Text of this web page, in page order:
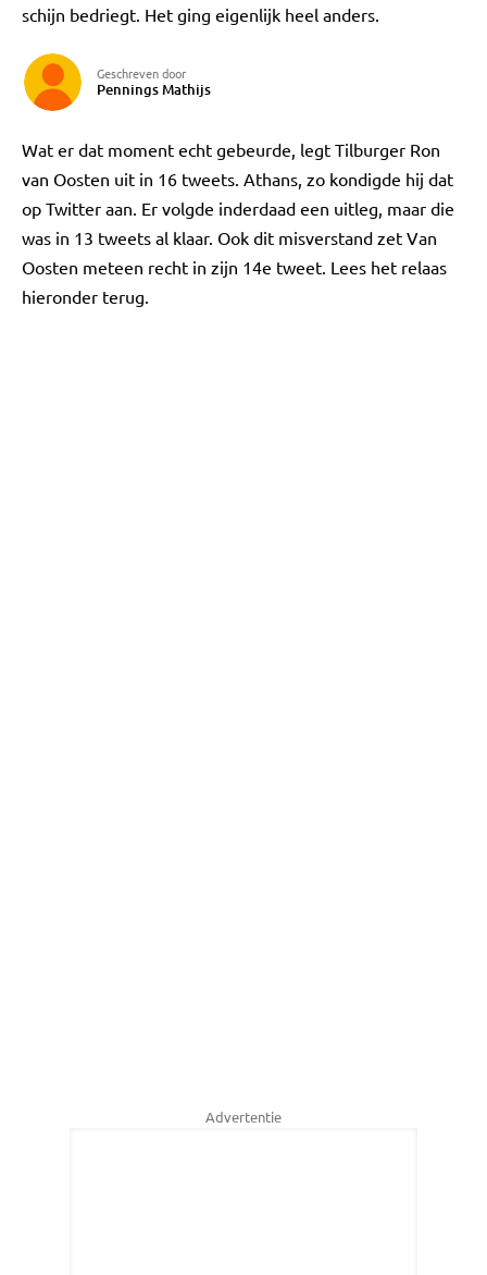
schijn bedriegt. Het ging eigenlijk heel anders.
Geschreven door
Pennings Mathijs
Wat er dat moment echt gebeurde, legt Tilburger Ron
van Oosten uit in 16 tweets. Athans, zo kondigde hij dat
op Twitter aan. Er volgde inderdaad een uitleg, maar die
was in 13 tweets al klaar. Ook dit misverstand zet Van
Oosten meteen recht in zijn 14e tweet. Lees het relaas
hieronder terug.
Advertentie